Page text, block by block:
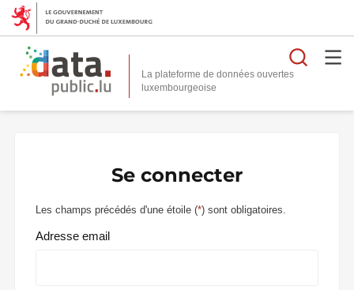
La plateforme de données ouvertes
Se connecter
Les champs précédés d'une étoile (*) sont obligatoires.
Adresse email